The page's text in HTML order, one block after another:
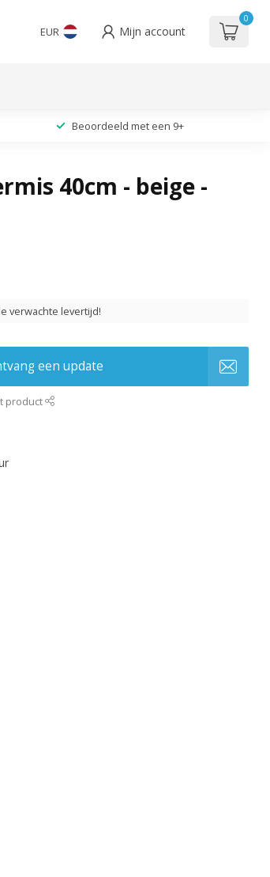
EUR Mijn account
0
Beoordeeld met een 9+
40cm - beige -
verwachte levertijd!
een update
product